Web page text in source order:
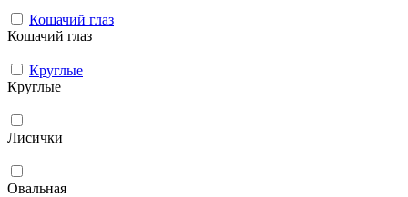
Кошачий глаз
Кошачий глаз
Круглые
Круглые
Лисички
Овальная